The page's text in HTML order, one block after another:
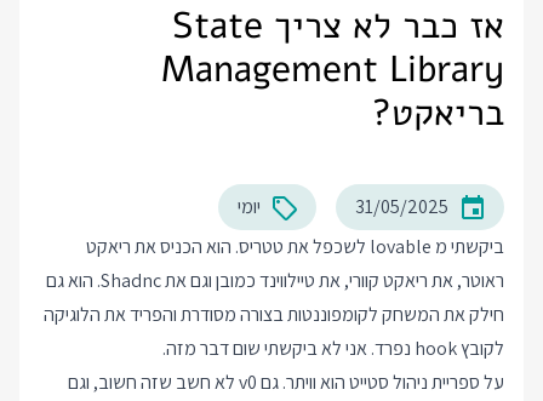
אז כבר לא צריך State
Management Library
בריאקט?
31/05/2025
יומי
ביקשתי מ lovable לשכפל את טטריס. הוא הכניס את ריאקט
ראוטר, את ריאקט קוורי, את טיילווינד כמובן וגם את Shadnc. הוא גם
חילק את המשחק לקומפוננטות בצורה מסודרת והפריד את הלוגיקה
לקובץ hook נפרד. אני לא ביקשתי שום דבר מזה.
על ספריית ניהול סטייט הוא וויתר. גם v0 לא חשב שזה חשוב, וגם